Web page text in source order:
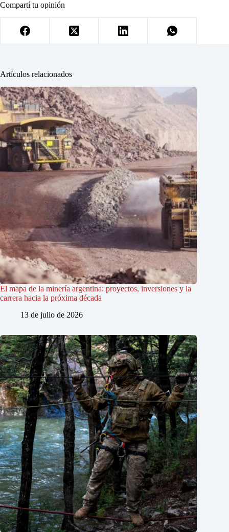
Compartí tu opinión
Artículos relacionados
El mapa de la minería argentina: proyectos, inversiones y la
carrera hacia la próxima década
13 de julio de 2026